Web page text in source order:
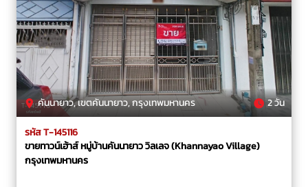
คันนายาว, เขตคันนายาว, กรุงเทพมหานคร 2 วัน
รหัส T-145116
ขายทาวน์เฮ้าส์ หมู่บ้านคันนายาว วิลเลจ (Khannayao Village)
กรุงเทพมหานคร